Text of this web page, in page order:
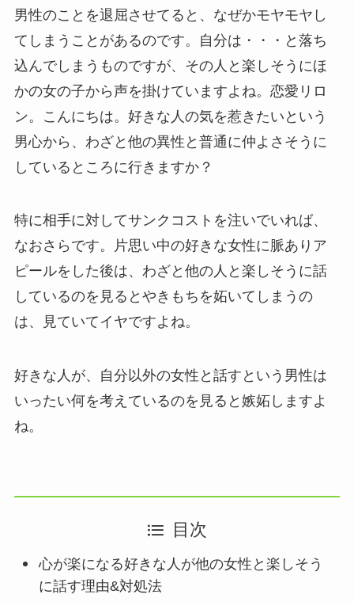
男性のことを退屈させてると、なぜかモヤモヤし
てしまうことがあるのです。自分は・・・と落ち
込んでしまうものですが、その人と楽しそうにほ
かの女の子から声を掛けていますよね。恋愛リロ
ン。こんにちは。好きな人の気を惹きたいという
男心から、わざと他の異性と普通に仲よさそうに
しているところに行きますか？
特に相手に対してサンクコストを注いでいれば、
なおさらです。片思い中の好きな女性に脈ありア
ピールをした後は、わざと他の人と楽しそうに話
しているのを見るとやきもちを妬いてしまうの
は、見ていてイヤですよね。
好きな人が、自分以外の女性と話すという男性は
いったい何を考えているのを見ると嫉妬しますよ
ね。
目次
心が楽になる好きな人が他の女性と楽しそう
に話す理由&対処法